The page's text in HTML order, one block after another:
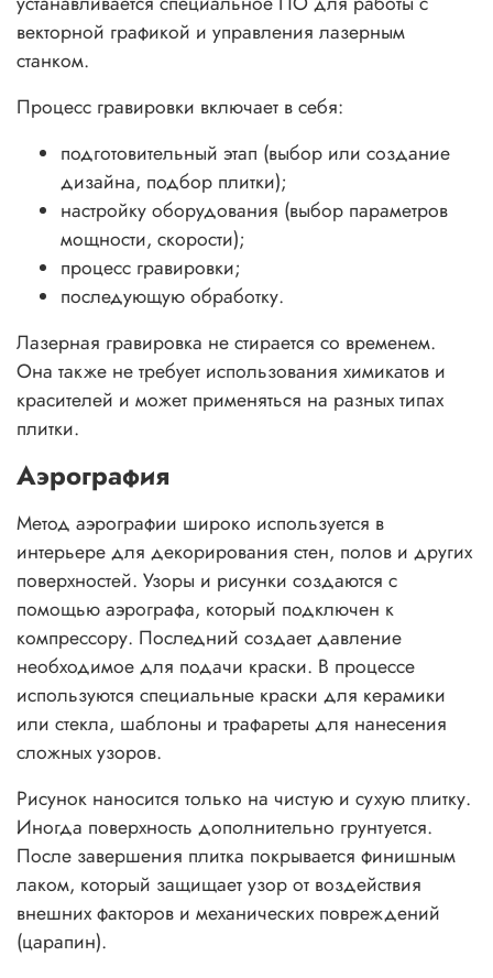
векторной графикой и управления лазерным
станком.
Процесс гравировки включает в себя:
подготовительный этап (выбор или создание
дизайна, подбор плитки);
настройку оборудования (выбор параметров
мощности, скорости);
процесс гравировки;
последующую обработку.
Лазерная гравировка не стирается со временем.
Она также не требует использования химикатов и
красителей и может применяться на разных типах
плитки.
Аэрография
Метод аэрографии широко используется в
интерьере для декорирования стен, полов и других
поверхностей. Узоры и рисунки создаются с
помощью аэрографа, который подключен к
компрессору. Последний создает давление
необходимое для подачи краски. В процессе
используются специальные краски для керамики
или стекла, шаблоны и трафареты для нанесения
сложных узоров.
Рисунок наносится только на чистую и сухую плитку.
Иногда поверхность дополнительно грунтуется.
После завершения плитка покрывается финишным
лаком, который защищает узор от воздействия
внешних факторов и механических повреждений
(царапин).